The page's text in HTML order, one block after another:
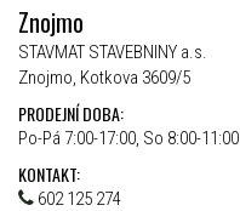
Znojmo
STAVMAT STAVEBNINY a.s.
Znojmo, Kotkova 3609/5
PRODEJNÍ DOBA:
Po-Pá 7:00-17:00, So 8:00-11:00
KONTAKT:
602 125 274